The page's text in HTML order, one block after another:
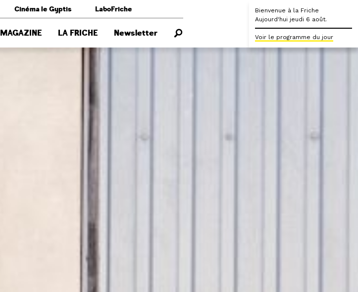
Cinéma le Gyptis LaboFriche
MAGAZINE LA FRICHE Newsletter
Bienvenue à la Friche
Aujourd'hui jeudi 6 août.
Voir le programme du jour